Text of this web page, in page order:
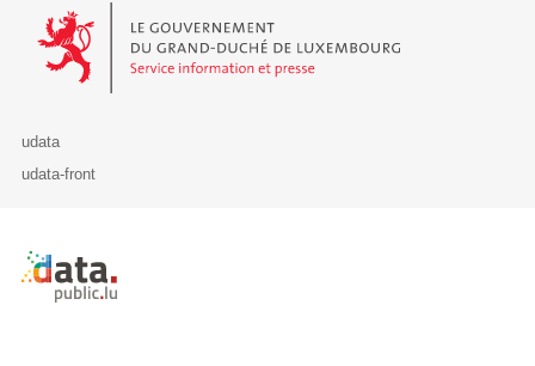
Le Gouvernement du Grand-Duché de Luxembourg - Service
udata
udata-front
Retour à l'accueil de data.public.lu